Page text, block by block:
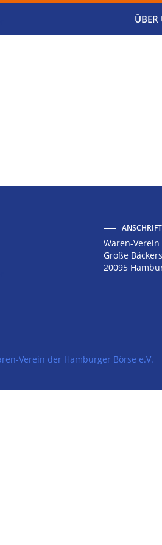
ÜBER
ANSCHRIFT
Waren-
Große
20095
Verein der Hamburger Börse e.V.